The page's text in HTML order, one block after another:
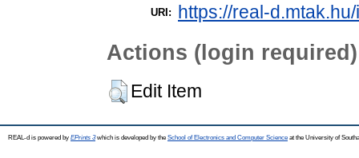
URI: https://real-
Actions (login required)
Edit Item
REAL-d is powered by EPrints 3which is developed by the School of Electronics and Computer Science at the University of